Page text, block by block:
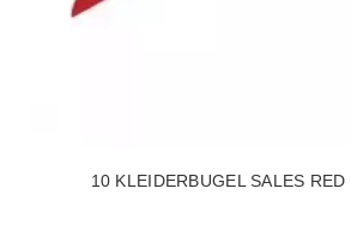
10 KLEIDERBUGEL SALES RED